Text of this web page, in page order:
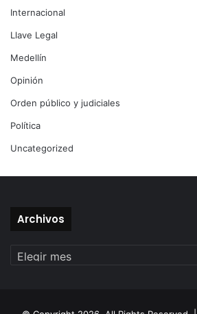
Internacional
Llave Legal
Medellín
Opinión
Orden público y judiciales
Política
Uncategorized
Archivos